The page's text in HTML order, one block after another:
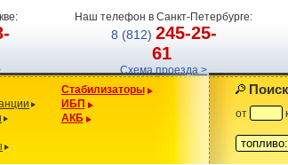
Наш телефон в Санкт-Петербурге:
8 (812) 245-25-
61
Схема проезда >
Стабилизаторы
ИБП
АКБ
от
топливо: